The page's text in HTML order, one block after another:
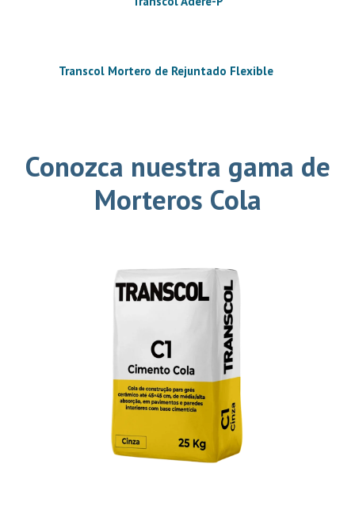
Transcol Mortero de Rejuntado Flexible
Conozca nuestra gama de
Morteros Cola